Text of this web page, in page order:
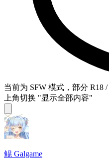
当前为 SFW 模式，部分
上角切换 "显示全部内容"
鲲 Galgame